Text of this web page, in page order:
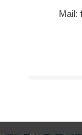
Mail: